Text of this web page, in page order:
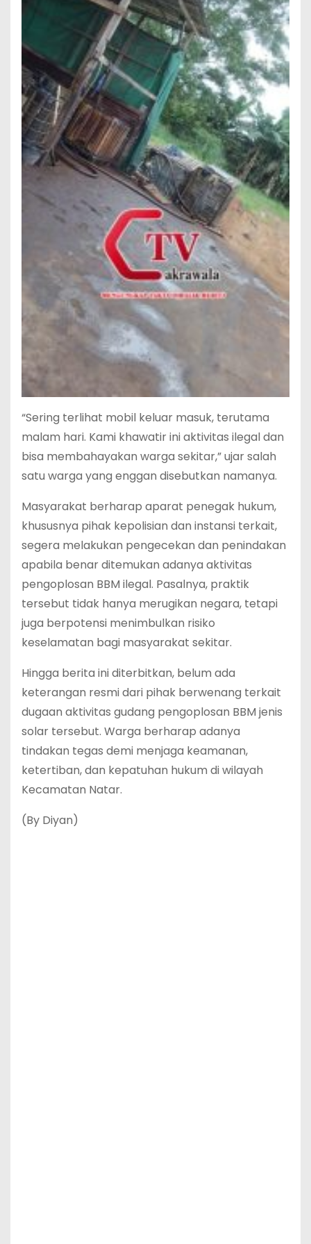
“Sering terlihat mobil keluar masuk, terutama
malam hari. Kami khawatir ini aktivitas ilegal dan
bisa membahayakan warga sekitar,” ujar salah
satu warga yang enggan disebutkan namanya.
Masyarakat berharap aparat penegak hukum,
khususnya pihak kepolisian dan instansi terkait,
segera melakukan pengecekan dan penindakan
apabila benar ditemukan adanya aktivitas
pengoplosan BBM ilegal. Pasalnya, praktik
tersebut tidak hanya merugikan negara, tetapi
juga berpotensi menimbulkan risiko
keselamatan bagi masyarakat sekitar.
Hingga berita ini diterbitkan, belum ada
keterangan resmi dari pihak berwenang terkait
dugaan aktivitas gudang pengoplosan BBM jenis
solar tersebut. Warga berharap adanya
tindakan tegas demi menjaga keamanan,
ketertiban, dan kepatuhan hukum di wilayah
Kecamatan Natar.
(By Diyan)